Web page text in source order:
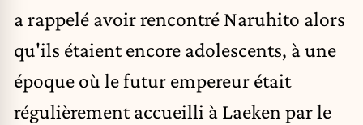
a rappelé avoir rencontré Naruhito alors
qu'ils étaient encore adolescents, à une
époque où le futur empereur était
régulièrement accueilli à Laeken par le